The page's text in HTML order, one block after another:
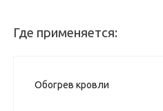
Где применяется:
Обогрев кровли